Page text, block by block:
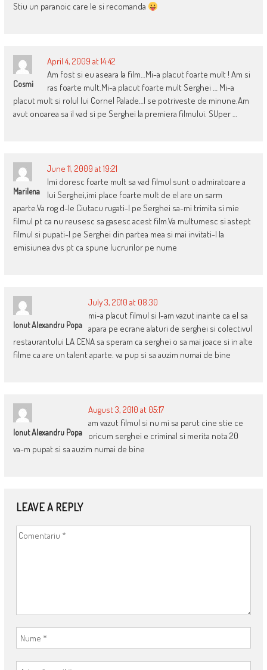
Stiu un paranoic care le si recomanda
Cosmi
April 4, 2009 at 14:42
Am fost si eu aseara la film…Mi-a placut foarte mult ! Am si
ras foarte mult.Mi-a placut foarte mult Serghei … Mi-a
placut mult si rolul lui Cornel Palade…I se potriveste de minune.Am
avut onoarea sa il vad si pe Serghei la premiera filmului. SUper …
Marilena
June 11, 2009 at 19:21
Imi doresc foarte mult sa vad filmul sunt o admiratoare a
lui Serghei,imi place foarte mult de el are un sarm
aparte.Va rog d-le Ciutacu rugati-l pe Serghei sa-mi trimita si mie
filmul pt ca nu reusesc sa gasesc acest film.Va multumesc si astept
filmul si pupati-l pe Serghei din partea mea si mai invitati-l la
emisiunea dvs pt ca spune lucrurilor pe nume
Ionut Alexandru Popa
July 3, 2010 at 08:30
mi-a placut filmul si l-am vazut inainte ca el sa
apara pe ecrane alaturi de serghei si colectivul
restaurantului LA CENA sa speram ca serghei o sa mai joace si in alte
filme ca are un talent aparte. va pup si sa auzim numai de bine
Ionut Alexandru Popa
August 3, 2010 at 05:17
am vazut filmul si nu mi sa parut cine stie ce
oricum serghei e criminal si merita nota 20
va-m pupat si sa auzim numai de bine
LEAVE A REPLY